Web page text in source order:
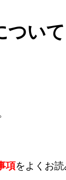
ついて
項をよくお読